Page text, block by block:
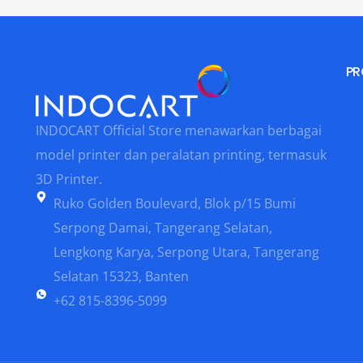
Toner Cartridge - Compatible
Unit Printer InkJet LaserJet
Vacuum Foaming
#CANLBP226
#CANLBP2900
#CANLBP3050
#CANLBP312
#CANLBP3200
#CANLBP325
#CANLBP3250
INDOCART Official Store menawarkan berbagai
model printer dan peralatan printing, termasuk
3D Printer.
Ruko Golden Boulevard, Blok p/15 Bumi
Serpong Damai, Tangerang Selatan,
Lengkong Karya, Serpong Utara, Tangerang
Selatan 15323, Banten
+62 815-8396-5099